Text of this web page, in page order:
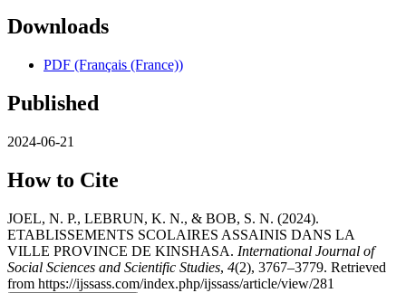
Downloads
PDF (Français (France))
Published
2024-06-21
How to Cite
JOEL, N. P., LEBRUN, K. N., & BOB, S. N. (2024).
ETABLISSEMENTS SCOLAIRES ASSAINIS DANS LA
VILLE PROVINCE DE KINSHASA. International Journal of
Social Sciences and Scientific Studies, 4(2), 3767–3779. Retrieved
from https://ijssass.com/index.php/ijssass/article/view/281